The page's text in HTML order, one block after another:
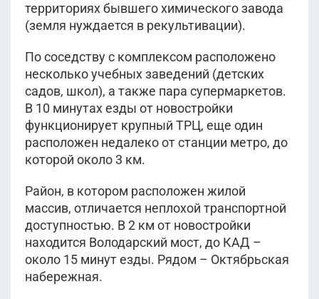
территориях бывшего химического завода
(земля нуждается в рекультивации).
По соседству с комплексом расположено
несколько учебных заведений (детских
садов, школ), а также пара супермаркетов.
В 10 минутах езды от новостройки
функционирует крупный ТРЦ, еще один
расположен недалеко от станции метро, до
которой около 3 км.
Район, в котором расположен жилой
массив, отличается неплохой транспортной
доступностью. В 2 км от новостройки
находится Володарский мост, до КАД –
около 15 минут езды. Рядом – Октябрьская
набережная.